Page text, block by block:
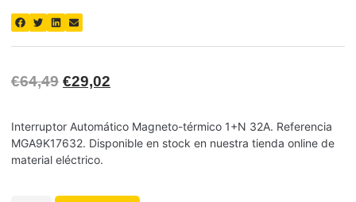
€64,49 €29,02
Interruptor Automático Magneto-térmico 1+N 32A. Referencia
MGA9K17632. Disponible en stock en nuestra tienda online de
material eléctrico.